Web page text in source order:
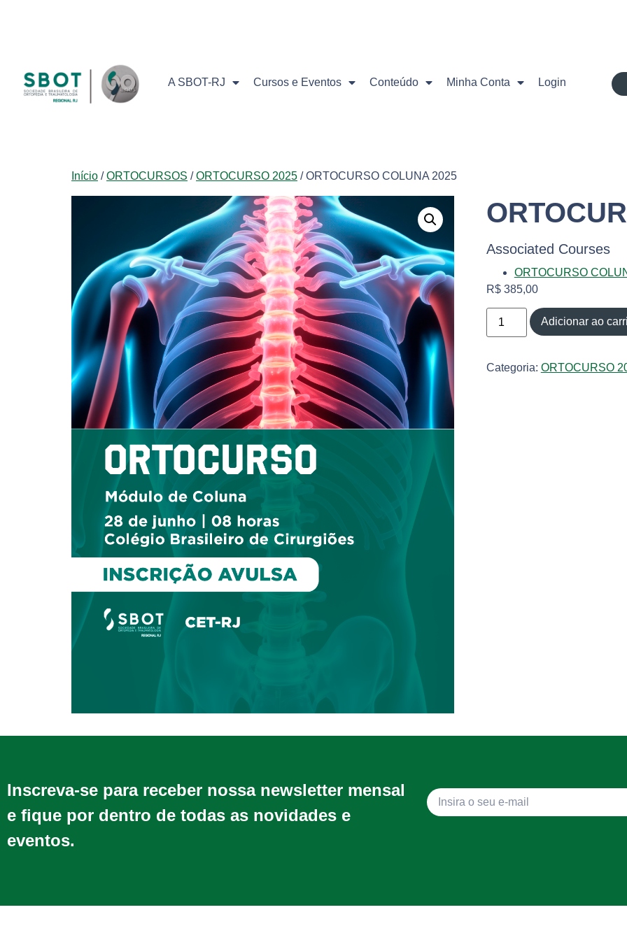
A SBOT-RJ Cursos e Eventos Conteúdo Minha Conta Login
Início /ORTOCURSOS /ORTOCURSO 2025 / ORTOCURSO COLUNA 2025
Associated Courses
ORTOCURSO
R$385,00
Adicionar ao
Categoria: ORTOCURSO
Inscreva-se para receber nossa newsletter mensal
e fique por dentro de todas as novidades e
eventos.